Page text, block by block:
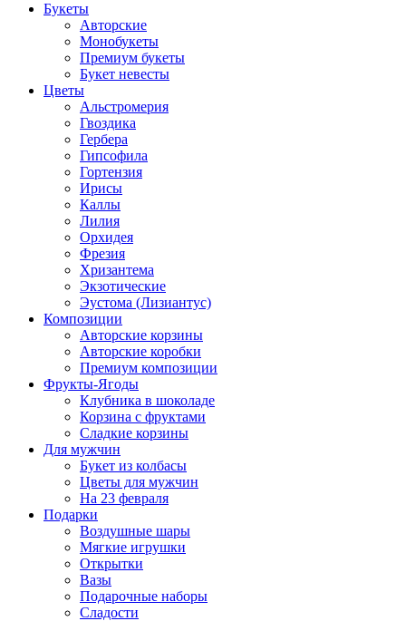
Букеты
Авторские
Монобукеты
Премиум букеты
Букет невесты
Цветы
Альстромерия
Гвоздика
Гербера
Гипсофила
Гортензия
Ирисы
Каллы
Лилия
Орхидея
Фрезия
Хризантема
Экзотические
Эустома (Лизиантус)
Композиции
Авторские корзины
Авторские коробки
Премиум композиции
Фрукты-Ягоды
Клубника в шоколаде
Корзина с фруктами
Сладкие корзины
Для мужчин
Букет из колбасы
Цветы для мужчин
На 23 февраля
Подарки
Воздушные шары
Мягкие игрушки
Открытки
Вазы
Подарочные наборы
Сладости